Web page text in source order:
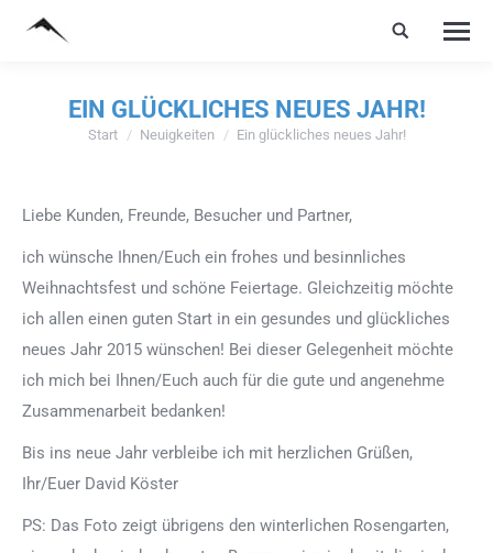
EIN GLÜCKLICHES NEUES JAHR!
Sie befinden sich hier:
Start Neuigkeiten Ein glückliches neues Jahr!
Liebe Kunden, Freunde, Besucher und Partner,
ich wünsche Ihnen/Euch ein frohes und besinnliches
Weihnachtsfest und schöne Feiertage. Gleichzeitig möchte
ich allen einen guten Start in ein gesundes und glückliches
neues Jahr 2015 wünschen! Bei dieser Gelegenheit möchte
ich mich bei Ihnen/Euch auch für die gute und angenehme
Zusammenarbeit bedanken!
Bis ins neue Jahr verbleibe ich mit herzlichen Grüßen,
Ihr/Euer David Köster
PS: Das Foto zeigt übrigens den winterlichen Rosengarten,